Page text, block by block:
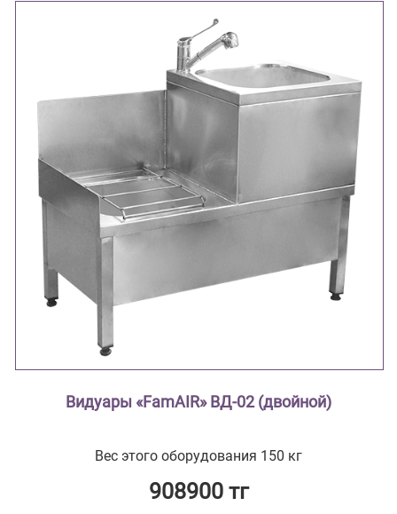
Видуары «FamAIR» ВД-02 (двойной)
Вес этого оборудования 150 кг
908900 тг